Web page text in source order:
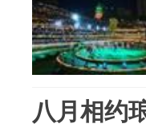
八月相约